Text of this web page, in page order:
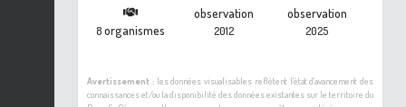
8organismes
observation
2012
observation
2025
Avertissement :les données visualisables reflètent l'état d'avancement des
connaissances et/ou la disponibilité des données existantes sur le territoire du